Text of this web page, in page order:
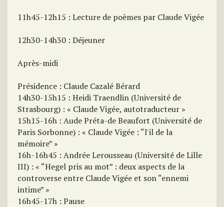
11h45-12h15 : Lecture de poèmes par Claude Vigée
12h30-14h30 : Déjeuner
Après-midi
Présidence : Claude Cazalé Bérard
14h30-15h15 : Heidi Traendlin (Université de
Strasbourg) : « Claude Vigée, autotraducteur »
15h15-16h : Aude Préta-de Beaufort (Université de
Paris Sorbonne) : « Claude Vigée : “l'il de la
mémoire” »
16h-16h45 : Andrée Lerousseau (Université de Lille
III) : « “Hegel pris au mot” : deux aspects de la
controverse entre Claude Vigée et son “ennemi
intime” »
16h45-17h : Pause